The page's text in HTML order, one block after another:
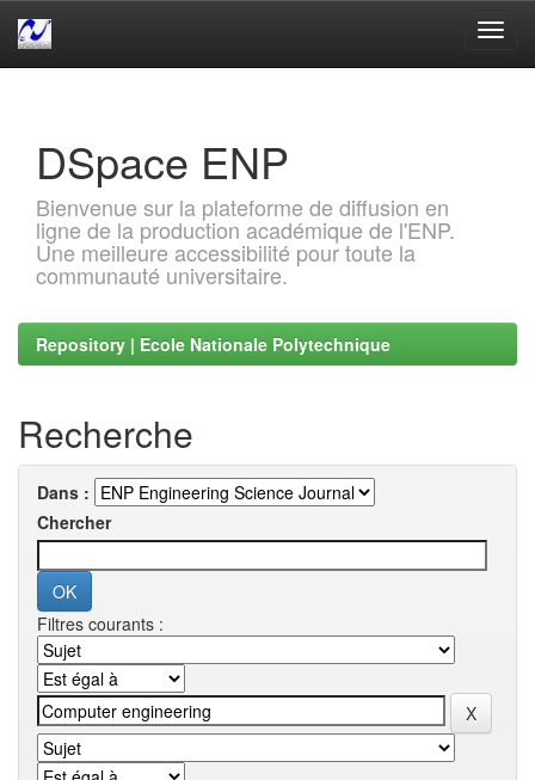
DSpace ENP
Bienvenue sur la plateforme de diffusion en
ligne de la production académique de l'ENP.
Une meilleure accessibilité pour toute la
communauté universitaire.
Repository | Ecole Nationale Polytechnique
Recherche
Dans :
Chercher
Filtres courants :